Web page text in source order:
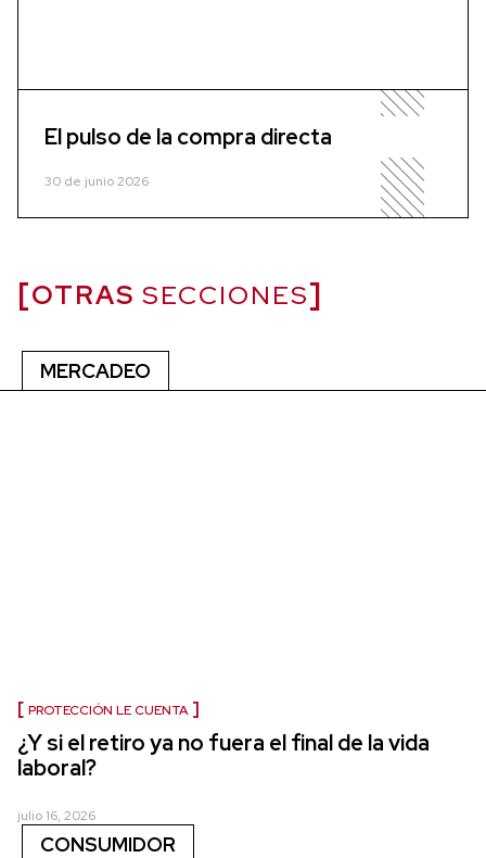
El pulso de la compra directa
30 de junio 2026
OTRAS SECCIONES
MERCADEO
PROTECCIÓN LE CUENTA
¿Y si el retiro ya no fuera el final de la vida
laboral?
julio 16, 2026
CONSUMIDOR